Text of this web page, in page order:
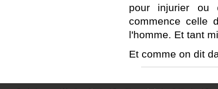
pour injurier ou
commence celle
l'homme. Et tant
Et comme on dit